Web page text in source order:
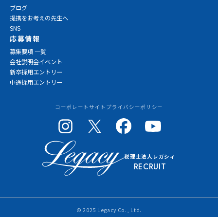
イベント
ブログ
提携をお考えの先生へ
SNS
応募情報
募集要項 一覧
会社説明会イベント
新卒採用エントリー
中途採用エントリー
コーポレートサイト プライバシーポリシー
税理士法人レガシィ
RECRUIT
© 2025 Legacy Co., Ltd.